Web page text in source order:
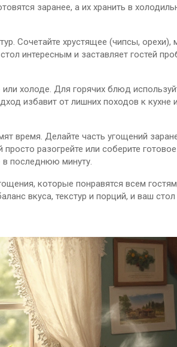
заранее, а их хранить в
Сочетайте хрустящее (чипсы,
интересным и заставляет гостей
холоде. Для горячих блюд
избавит от лишних походов к кухне
время. Делайте часть угощений
разогрейте или соберите
в последнюю минуту.
которые понравятся всем
вкуса, текстур и порций, и ваш